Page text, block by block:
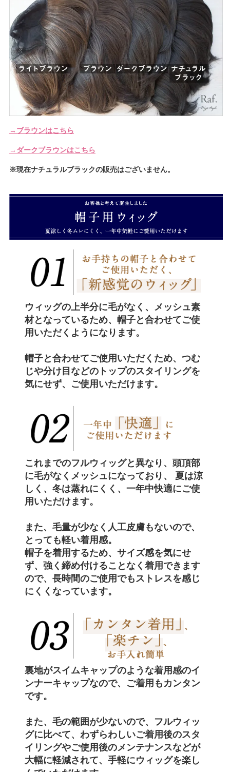
→ブラウンはこちら
→ダークブラウンはこちら
※現在ナチュラルブラックの販売はございません。
ウィッグの上半分に毛がなく、メッシュ素
材となっているため、帽子と合わせてご使
用いただくようになります。
帽子と合わせてご使用いただくため、 つむ
じや分け目などのトップのスタイリングを
気にせず、ご使用いただけます。
これまでのフルウィッグと異なり、頭頂部
に毛がなくメッシュになっており、 夏は涼
しく、冬は蒸れにくく、 一年中快適にご使
用いただけます。
また、毛量が少なく人工皮膚もないので、
とっても軽い着用感。
帽子を着用するため、サイズ感を気にせ
ず、強く締め付けることなく着用できます
ので、 長時間のご使用でもストレスを感じ
にくくなっています。
裏地がスイムキャップのような着用感のイ
ンナーキャップなので、 ご着用もカンタン
です。
また、毛の範囲が少ないので、フルウィッ
グに比べて、わずらわしいご着用後のスタ
イリングやご使用後のメンテナンスなどが
大幅に軽減されて、手軽にウィッグを楽し